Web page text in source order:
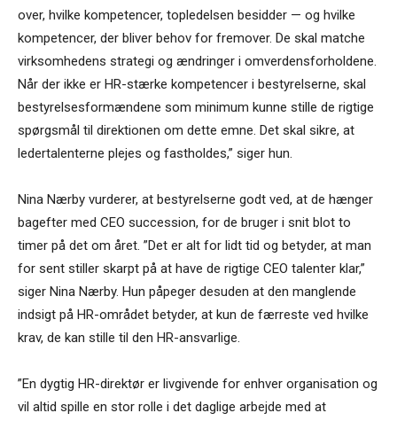
over, hvilke kompetencer, topledelsen besidder — og hvilke
kompetencer, der bliver behov for fremover. De skal matche
virksomhedens strategi og ændringer i omverdensforholdene.
Når der ikke er HR-stærke kompetencer i bestyrelserne, skal
bestyrelsesformændene som minimum kunne stille de rigtige
spørgsmål til direktionen om dette emne. Det skal sikre, at
ledertalenterne plejes og fastholdes,” siger hun.
Nina Nærby vurderer, at bestyrelserne godt ved, at de hænger
bagefter med CEO succession, for de bruger i snit blot to
timer på det om året. ”Det er alt for lidt tid og betyder, at man
for sent stiller skarpt på at have de rigtige CEO talenter klar,”
siger Nina Nærby. Hun påpeger desuden at den manglende
indsigt på HR-området betyder, at kun de færreste ved hvilke
krav, de kan stille til den HR-ansvarlige.
”En dygtig HR-direktør er livgivende for enhver organisation og
vil altid spille en stor rolle i det daglige arbejde med at